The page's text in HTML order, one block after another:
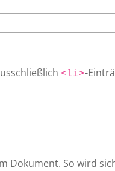
<li>-
Dokument. So wird